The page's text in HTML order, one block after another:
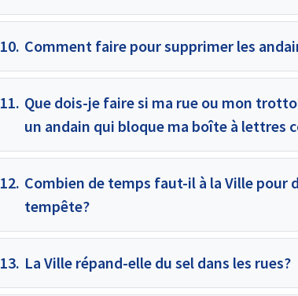
10. Comment faire pour supprimer les
11. Que dois-je faire si ma rue ou mon
un andain qui bloque ma boîte à lettres
12. Combien de temps faut-il à la Ville pour
tempête?
13. La Ville répand-elle du sel dans les rues?